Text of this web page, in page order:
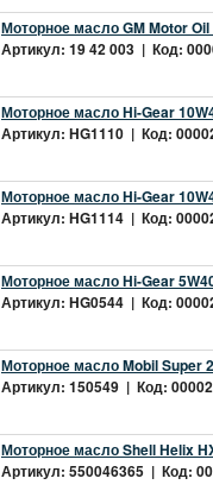
Моторное масло GM Motor
Артикул: 19 42 003 | Код:
Моторное масло Hi-Gear
Артикул: HG1110 | Код:
Моторное масло Hi-Gear
Артикул: HG1114 | Код:
Моторное масло Hi-Gear
Артикул: HG0544 | Код:
Моторное масло Mobil Super
Артикул: 150549 | Код:
Моторное масло Shell Helix
Артикул: 550046365 | Код: